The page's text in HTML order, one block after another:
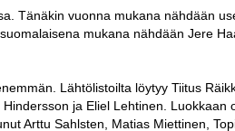
Tänäkin vuonna mukana nähdään
mukana nähdään Jere
Lähtölistoilta löytyy Tiitus
ja Eliel Lehtinen. Luokkaan
Arttu Sahlsten, Matias Miettinen,